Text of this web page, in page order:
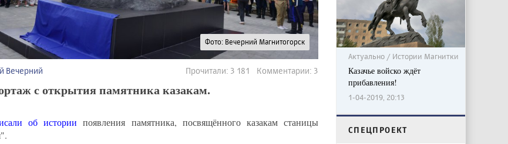
Фото: Вечерний Магнитогорск
Вечерний Прочитали: 3 181 Комментарии: 3
с открытия памятника казакам.
об истории появления памятника, посвящённого казакам станицы
Актуально / Истории Магнитки
Казачье войско ждёт
прибавления!
1-04-2019, 20:13
CПЕЦПРОЕКТ